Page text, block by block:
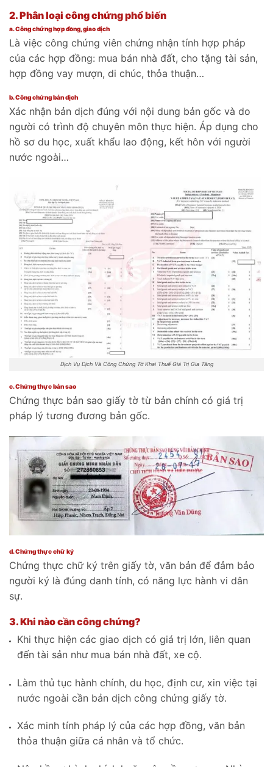
2. Phân loại công chứng phổ biến
a. Công chứng hợp đồng, giao dịch
Là việc công chứng viên chứng nhận tính hợp pháp
của các hợp đồng: mua bán nhà đất, cho tặng tài sản,
hợp đồng vay mượn, di chúc, thỏa thuận…
b. Công chứng bản dịch
Xác nhận bản dịch đúng với nội dung bản gốc và do
người có trình độ chuyên môn thực hiện. Áp dụng cho
hồ sơ du học, xuất khẩu lao động, kết hôn với người
nước ngoài…
Dịch Vụ Dịch Và Công Chứng Tờ Khai Thuế Giá Trị Gia Tăng
c. Chứng thực bản sao
Chứng thực bản sao giấy tờ từ bản chính có giá trị
pháp lý tương đương bản gốc.
d. Chứng thực chữ ký
Chứng thực chữ ký trên giấy tờ, văn bản để đảm bảo
người ký là đúng danh tính, có năng lực hành vi dân
sự.
3. Khi nào cần công chứng?
Khi thực hiện các giao dịch có giá trị lớn, liên quan
đến tài sản như mua bán nhà đất, xe cộ.
Làm thủ tục hành chính, du học, định cư, xin việc tại
nước ngoài cần bản dịch công chứng giấy tờ.
Xác minh tính pháp lý của các hợp đồng, văn bản
thỏa thuận giữa cá nhân và tổ chức.